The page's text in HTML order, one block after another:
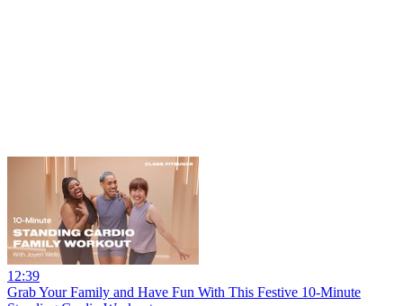
12:39
Grab Your Family and Have Fun With This Festive 10-Minute